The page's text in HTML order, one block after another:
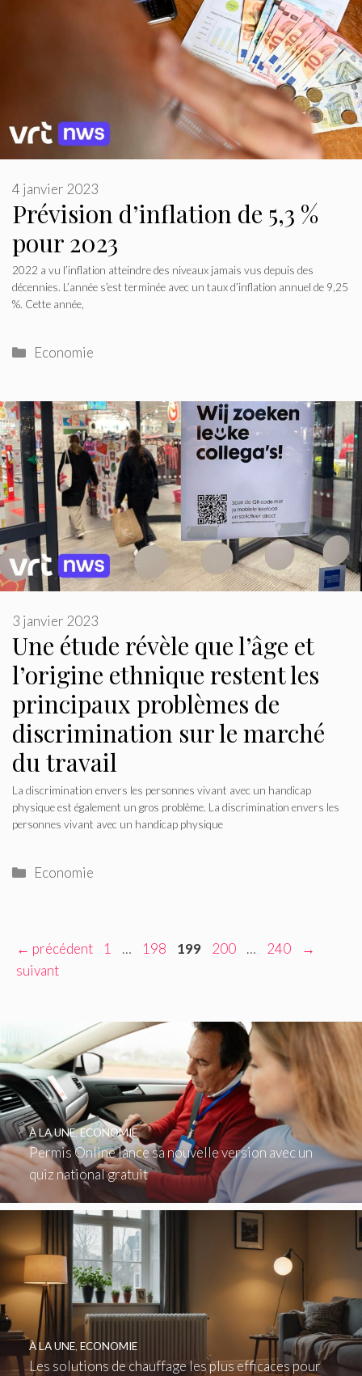
Prévision d’inflation de 5,3 %
pour 2023
4 janvier 2023
2022 a vu l’inflation atteindre des niveaux jamais vus depuis des
décennies. L’année s’est terminée avec un taux d’inflation annuel de 9,25
%. Cette année,
Catégories
Economie
Une étude révèle que l’âge et
l’origine ethnique restent les
principaux problèmes de
discrimination sur le marché
du travail
3 janvier 2023
La discrimination envers les personnes vivant avec un handicap
physique est également un gros problème. La discrimination envers les
personnes vivant avec un handicap physique
Catégories
Economie
Navigation
des
← précédent Page
1 … Page
198 Page
199 Page
200 … Page
240
→
suivant
Permis Online lance sa nouvelle version avec un
quiz national gratuit
À LA UNE,ECONOMIE
Les solutions de chauffage les plus efficaces pour
À LA UNE, ECONOMIE